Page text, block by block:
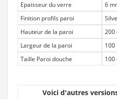
Epaisseur du verre
6
Finition profils paroi
Hauteur de la paroi
200
Largeur de la paroi
100
Taille Paroi douche
100
Voici d'autres